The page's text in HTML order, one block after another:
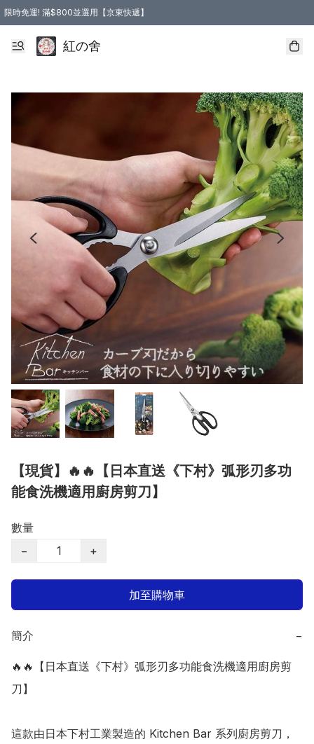
限時免運! 滿$800並選用【京東快遞】
紅の舍
【現貨】🔥🔥【日本直送《下村》弧形刃多功
能食洗機適用廚房剪刀】
數量
−
+
加至購物車
簡介 −
🔥🔥【日本直送《下村》弧形刃多功能食洗機適用廚房剪
刀】
這款由日本下村工業製造的 Kitchen Bar 系列廚房剪刀，